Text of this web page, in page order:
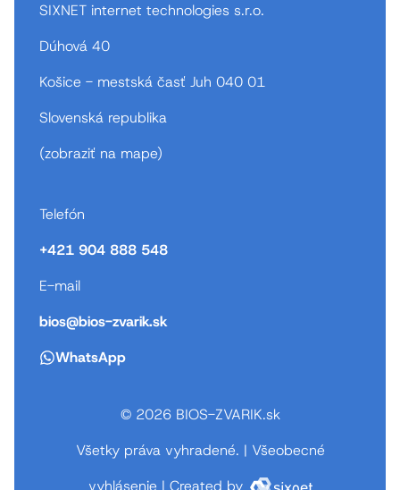
SIXNET internet technologies s.r.o.
Dúhová 40
Košice - mestská časť Juh 040 01
Slovenská republika
(zobraziť na mape)
Telefón
+421 904 888 548
E-mail
bios@bios-zvarik.sk
WhatsApp
© 2026 BIOS-ZVARIK.sk
Všetky práva vyhradené. | Všeobecné